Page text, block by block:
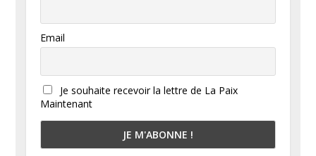
Email
Je souhaite recevoir la lettre de La Paix
Maintenant